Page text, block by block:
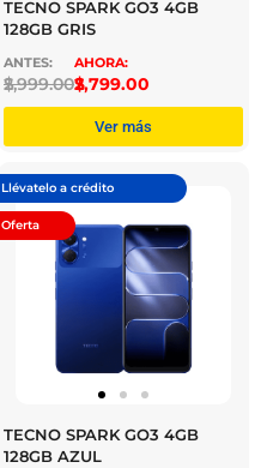
TECNO SPARK GO3 4GB
128GB GRIS
$
2,999.00$
2,799.00
Ver más
Llévatelo a crédito
Oferta
TECNO SPARK GO3 4GB
128GB AZUL